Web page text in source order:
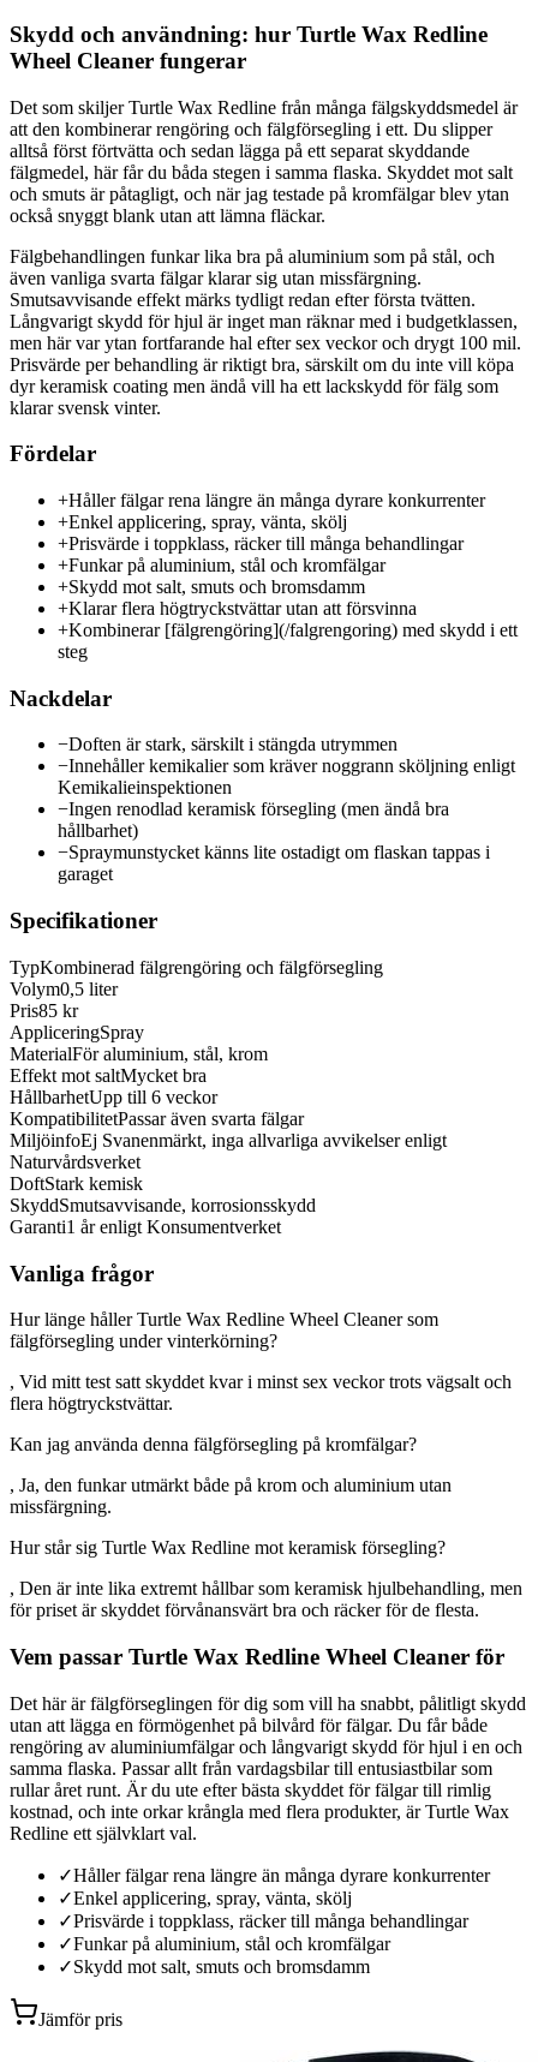
Skydd och användning: hur Turtle Wax Redline
Wheel Cleaner fungerar
Det som skiljer Turtle Wax Redline från många fälgskyddsmedel är
att den kombinerar rengöring och fälgförsegling i ett. Du slipper
alltså först förtvätta och sedan lägga på ett separat skyddande
fälgmedel, här får du båda stegen i samma flaska. Skyddet mot salt
och smuts är påtagligt, och när jag testade på kromfälgar blev ytan
också snyggt blank utan att lämna fläckar.
Fälgbehandlingen funkar lika bra på aluminium som på stål, och
även vanliga svarta fälgar klarar sig utan missfärgning.
Smutsavvisande effekt märks tydligt redan efter första tvätten.
Långvarigt skydd för hjul är inget man räknar med i budgetklassen,
men här var ytan fortfarande hal efter sex veckor och drygt 100 mil.
Prisvärde per behandling är riktigt bra, särskilt om du inte vill köpa
dyr keramisk coating men ändå vill ha ett lackskydd för fälg som
klarar svensk vinter.
Fördelar
+Håller fälgar rena längre än många dyrare konkurrenter
+Enkel applicering, spray, vänta, skölj
+Prisvärde i toppklass, räcker till många behandlingar
+Funkar på aluminium, stål och kromfälgar
+Skydd mot salt, smuts och bromsdamm
+Klarar flera högtryckstvättar utan att försvinna
+Kombinerar [fälgrengöring](/falgrengoring) med skydd i ett
steg
Nackdelar
−Doften är stark, särskilt i stängda utrymmen
−Innehåller kemikalier som kräver noggrann sköljning enligt
Kemikalieinspektionen
−Ingen renodlad keramisk försegling (men ändå bra
hållbarhet)
−Spraymunstycket känns lite ostadigt om flaskan tappas i
garaget
Specifikationer
TypKombinerad fälgrengöring och fälgförsegling
Volym0,5 liter
Pris85 kr
AppliceringSpray
MaterialFör aluminium, stål, krom
Effekt mot saltMycket bra
HållbarhetUpp till 6 veckor
KompatibilitetPassar även svarta fälgar
MiljöinfoEj Svanenmärkt, inga allvarliga avvikelser enligt
Naturvårdsverket
DoftStark kemisk
SkyddSmutsavvisande, korrosionsskydd
Garanti1 år enligt Konsumentverket
Vanliga frågor
Hur länge håller Turtle Wax Redline Wheel Cleaner som
fälgförsegling under vinterkörning?
, Vid mitt test satt skyddet kvar i minst sex veckor trots vägsalt och
flera högtryckstvättar.
Kan jag använda denna fälgförsegling på kromfälgar?
, Ja, den funkar utmärkt både på krom och aluminium utan
missfärgning.
Hur står sig Turtle Wax Redline mot keramisk försegling?
, Den är inte lika extremt hållbar som keramisk hjulbehandling, men
för priset är skyddet förvånansvärt bra och räcker för de flesta.
Vem passar Turtle Wax Redline Wheel Cleaner för
Det här är fälgförseglingen för dig som vill ha snabbt, pålitligt skydd
utan att lägga en förmögenhet på bilvård för fälgar. Du får både
rengöring av aluminiumfälgar och långvarigt skydd för hjul i en och
samma flaska. Passar allt från vardagsbilar till entusiastbilar som
rullar året runt. Är du ute efter bästa skyddet för fälgar till rimlig
kostnad, och inte orkar krångla med flera produkter, är Turtle Wax
Redline ett självklart val.
✓Håller fälgar rena längre än många dyrare konkurrenter
✓Enkel applicering, spray, vänta, skölj
✓Prisvärde i toppklass, räcker till många behandlingar
✓Funkar på aluminium, stål och kromfälgar
✓Skydd mot salt, smuts och bromsdamm
Jämför pris